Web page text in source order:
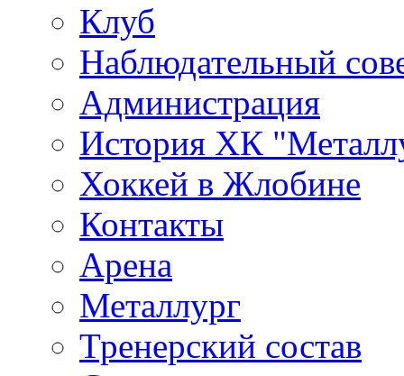
Клуб
Наблюдательный
Администрация
История ХК
Хоккей в Жлобине
Контакты
Арена
Металлург
Тренерский состав